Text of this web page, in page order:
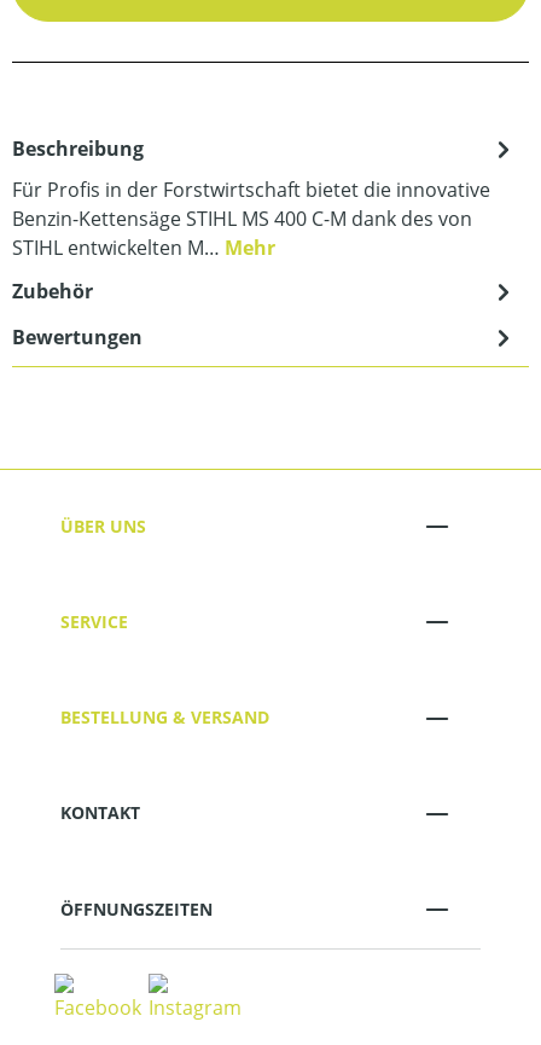
Beschreibung
Für Profis in der Forstwirtschaft bietet die innovative
Benzin-Kettensäge STIHL MS 400 C-M dank des von
STIHL entwickelten M… Mehr
Zubehör
Bewertungen
ÜBER UNS
SERVICE
BESTELLUNG & VERSAND
KONTAKT
ÖFFNUNGSZEITEN